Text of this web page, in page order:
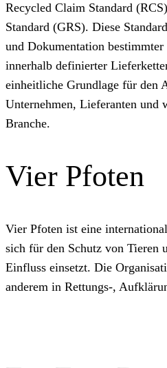
Recycled Claim Standard
Standard (GRS). Diese
und Dokumentation
innerhalb definierter
einheitliche Grundlage für den
Unternehmen, Lieferanten und
Branche.
Vier Pfoten
Vier Pfoten ist eine
sich für den Schutz von Tieren
Einfluss einsetzt. Die
anderem in Rettungs‑,